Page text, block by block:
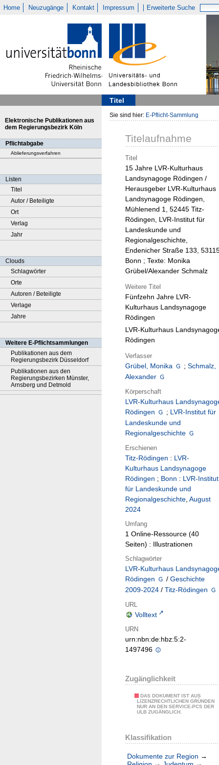
Home Neuzugänge Kontakt Impressum Erweiterte Suche
Titel
Elektronische Publikationen aus
dem Regierungsbezirk Köln
Pflichtabgabe
Ablieferungsverfahren
Listen
Titel
Autor / Beteiligte
Ort
Verlag
Jahr
Clouds
Schlagwörter
Orte
Autoren / Beteiligte
Verlage
Jahre
Weitere E-Pflichtsammlungen
Publikationen aus dem
Regierungsbezirk Düsseldorf
Publikationen aus den
Regierungsbezirken Münster,
Arnsberg und Detmold
Sie sind hier: E-Pflicht-Sammlung
Titelaufnahme
Titel
15 Jahre LVR-Kulturhaus
Landsynagoge Rödingen /
Herausgeber LVR-Kulturhaus
Landsynagoge Rödingen,
Mühlenend 1, 52445 Titz-
Rödingen, LVR-Institut für
Landeskunde und
Regionalgeschichte,
Endenicher Straße 133,
Bonn ; Texte: Monika
Grübel/Alexander Schmalz
Weitere Titel
Fünfzehn Jahre LVR-
Kulturhaus Landsynagoge
Rödingen
LVR-Kulturhaus
Rödingen
Verfasser
Grübel, Monika ; Schmalz,
Alexander
Körperschaft
LVR-Kulturhaus
Rödingen
; LVR-Institut für
Landeskunde und
Regionalgeschichte
Erschienen
Titz-Rödingen : LVR-
Kulturhaus Landsynagoge
Rödingen ; Bonn : LVR-Institut
für Landeskunde und
Regionalgeschichte, August
2024
Umfang
1 Online-Ressource (40
Seiten) : Illustrationen
Schlagwörter
LVR-Kulturhaus
Rödingen
/ Geschichte
2009-2024 / Titz-Rödingen
URL
Volltext
URN
urn:nbn:de:hbz:5:2-
1497496
Zugänglichkeit
DAS DOKUMENT IST AUS
LIZENZRECHTLICHEN GRÜNDEN
NUR AN DEN SERVICE-PCS DER
ULB ZUGÄNGLICH.
Klassifikation
Dokumente zur Region →